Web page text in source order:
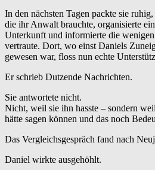
In den nächsten Tagen packte sie
die ihr Anwalt brauchte, organisierte
Unterkunft und informierte die wenigen
vertraute. Dort, wo einst Daniels
gewesen war, floss nun echte
Er schrieb Dutzende Nachrichten.
Sie antwortete nicht.
Nicht, weil sie ihn hasste – sondern
hätte sagen können und das noch
Das Vergleichsgespräch fand nach
Daniel wirkte ausgehöhlt.